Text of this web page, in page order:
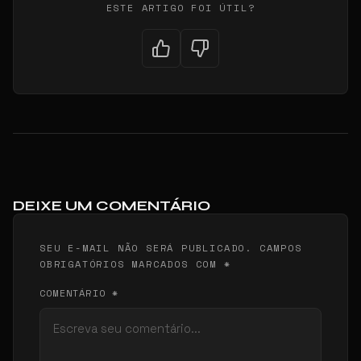
ESTE ARTIGO FOI ÚTIL?
DEIXE UM COMENTÁRIO
SEU E-MAIL NÃO SERÁ PUBLICADO. CAMPOS
OBRIGATÓRIOS MARCADOS COM *
COMENTÁRIO *